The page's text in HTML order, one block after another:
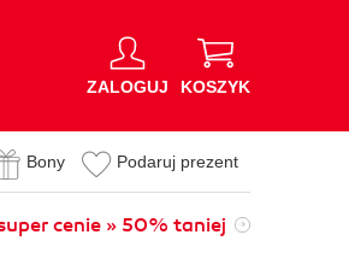
ZALOGUJ KOSZYK
Bony Podaruj prezent
cenie » 50% taniej